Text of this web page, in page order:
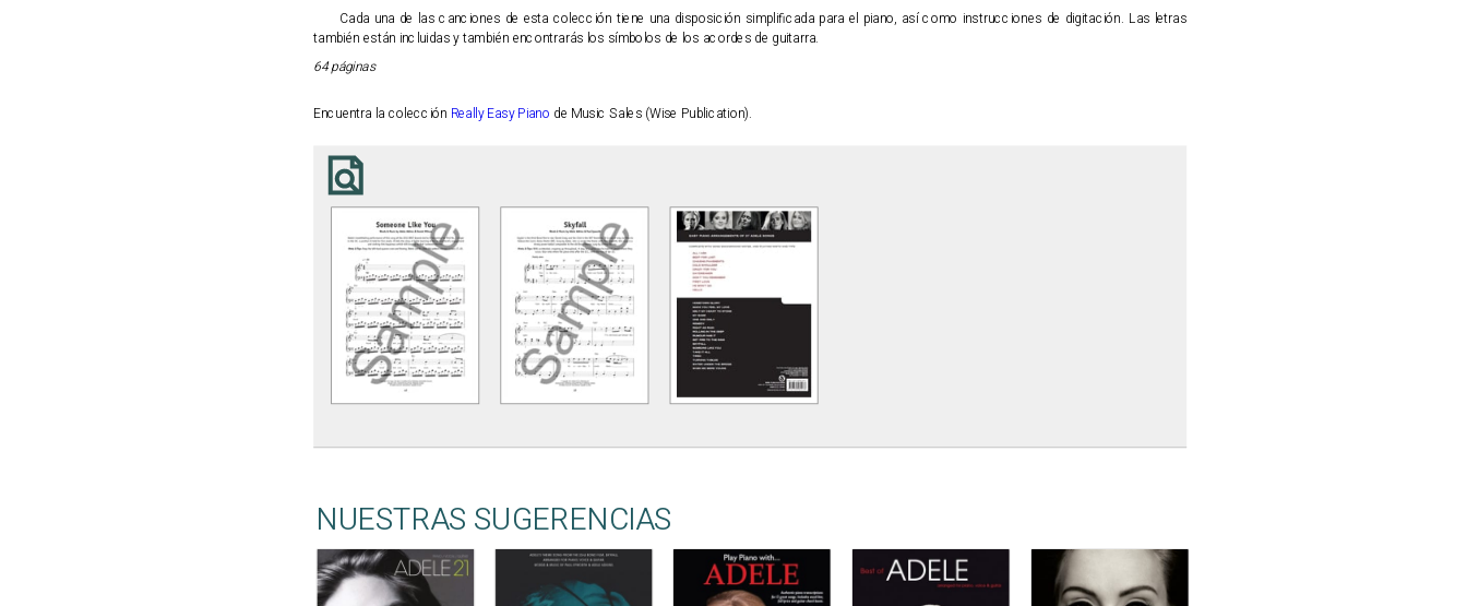
Cada una de las canciones de esta colección tiene una disposición simplificada para el piano, así como instrucciones de digitación. Las letras
también están incluidas y también encontrarás los símbolos de los acordes de guitarra.
64 páginas
Encuentra la colección Really Easy Piano de Music Sales (Wise Publication).
NUESTRAS SUGERENCIAS